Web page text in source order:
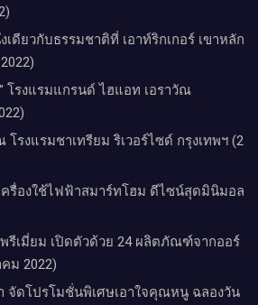
ดียวกับธรรมชาติที่ เอาท์ริกเกอร์ เขาหลัก
โรงแรมแกรนด์ ไฮแอท เอราวัณ
รงแรมชาเทรียม ริเวอร์ไซด์ กรุงเทพฯ (2
ครื่องใช้ไฟฟ้าสมาร์ทโฮม ดีไซน์สุดมินิมอล
รีเมี่ยม เปิดตัวด้วย 24 ผลิตภัณฑ์จากออร์
ม 2022)
จัดโปรโมชั่นพิเศษเอาใจคุณหนู ฉลองวัน